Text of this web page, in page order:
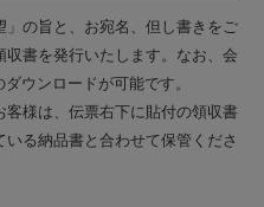
の旨と、お宛名、但し書きをご
書を発行いたします。なお、会
ウンロードが可能です。
様は、伝票右下に貼付の領収書
る納品書と合わせて保管くださ